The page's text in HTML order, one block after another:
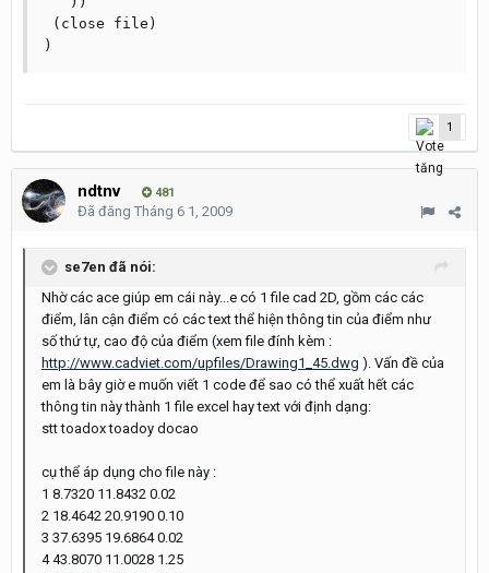
1
ndtnv 481
Đã đăng Tháng 6 1, 2009
se7en đã nói:
Nhờ các ace giúp em cái này...e có 1 file cad 2D, gồm các các
điểm, lân cận điểm có các text thể hiện thông tin của điểm như
số thứ tự, cao độ của điểm (xem file đính kèm :
http://www.cadviet.com/upfiles/Drawing1_45.dwg ). Vấn đề của
em là bây giờ e muốn viết 1 code để sao có thể xuất hết các
thông tin này thành 1 file excel hay text với định dạng:
stt toadox toadoy docao
cụ thể áp dụng cho file này :
1 8.7320 11.8432 0.02
2 18.4642 20.9190 0.10
3 37.6395 19.6864 0.02
4 43.8070 11.0028 1.25